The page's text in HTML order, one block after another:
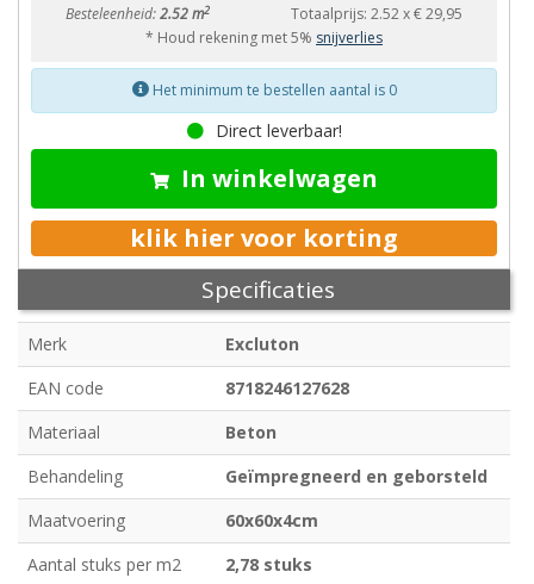
Besteleenheid:2.52 m2 Totaalprijs:2.52x€ 29,95
* Houd rekening met 5% snijverlies
Het minimum te bestellen aantal is 0
Direct leverbaar!
In winkelwagen
klik hier voor korting
Specificaties
Merk
Excluton
EAN code
8718246127628
Materiaal
Beton
Behandeling
Geïmpregneerd en geborsteld
Maatvoering
60x60x4cm
Aantal stuks per m2
2,78 stuks